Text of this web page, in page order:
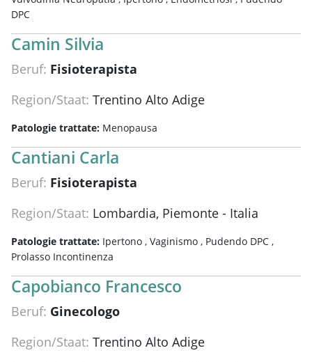
DPC
Camin Silvia
Beruf: Fisioterapista
Region/Staat: Trentino Alto Adige
Patologie trattate: Menopausa
Cantiani Carla
Beruf: Fisioterapista
Region/Staat: Lombardia, Piemonte - Italia
Patologie trattate: Ipertono , Vaginismo , Pudendo DPC ,
Prolasso Incontinenza
Capobianco Francesco
Beruf: Ginecologo
Region/Staat: Trentino Alto Adige